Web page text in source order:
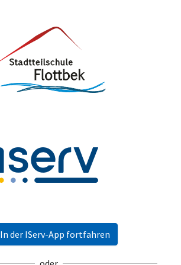
In der IServ-App fortfahren